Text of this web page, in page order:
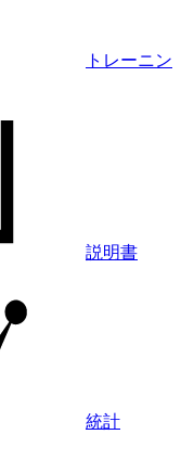
トレーニン
説明書
統計